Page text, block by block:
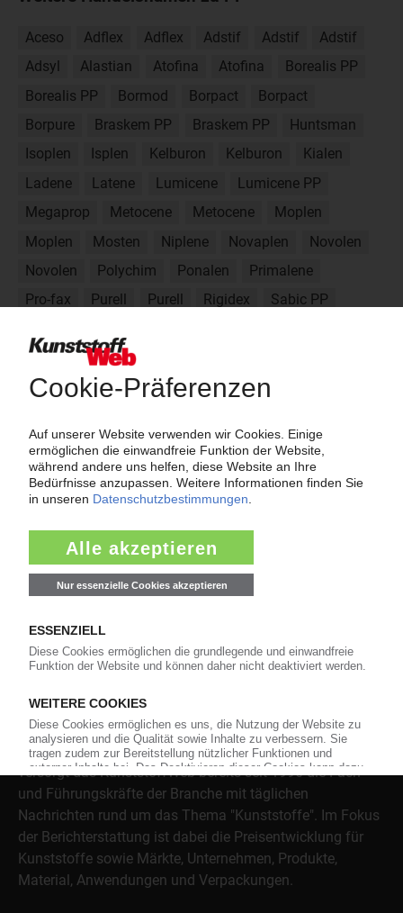
Aceso Adflex Adflex Adstif Adstif
Adstif
Adsyl
Alastian Atofina Atofina
Borealis PP
Borealis PP
Bormod Borpact
Borpact
Borpure
Braskem PP Braskem PP
Huntsman
Isoplen
Isplen Kelburon Kelburon
Kialen
Ladene
Latene Lumicene
Lumicene PP
Megaprop
Metocene Metocene
Moplen
Moplen
Mosten Niplene Novaplen
Novolen
Novolen
Polychim Ponalen
Primalene
Pro-fax
Purell Purell Rigidex
Sabic PP
Stamylan P
Strechene
Technofin
Tipplen Total PP
Total PP
Vestolen P
Vestolen P Exxon
Exxtral
Finalloy
Finapro Fortilene Hifax
Hifax
Hifax
Higran Hostalen Clyrell
Clyrell
Daplen Domolen Domolen
Über das KunststoffWeb
Als einer der Internet-Pioniere der Kunststoffindustrie
versorgt das KunststoffWeb bereits seit 1996 die Fach-
und Führungskräfte der Branche mit täglichen
Nachrichten rund um das Thema "Kunststoffe". Im Fokus
der Berichterstattung ist dabei die Preisentwicklung für
Kunststoffe sowie Märkte, Unternehmen, Produkte,
Material, Anwendungen und Verpackungen.